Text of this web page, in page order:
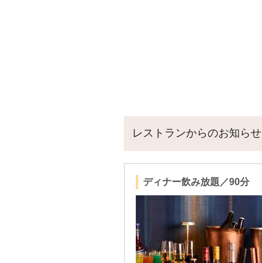
レストランからのお知らせ
ディナー飲み放題／90分